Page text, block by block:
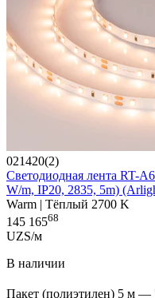
021420(2)
Светодиодная лента RT-
W/m, IP20, 2835, 5m)
Warm | Тёплый 2700 K
145 16568
UZS/м
В наличии
Пакет (полиэтилен) 5 м —